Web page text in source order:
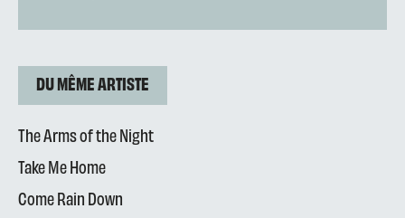
DU MÊME ARTISTE
The Arms of the Night
Take Me Home
Come Rain Down